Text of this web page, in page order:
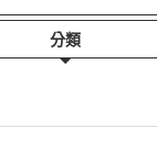
分類